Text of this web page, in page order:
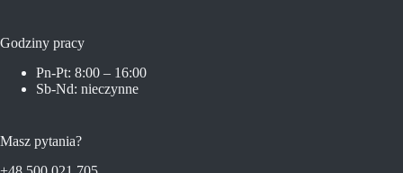
Godziny pracy
Pn-Pt: 8:00 – 16:00
Sb-Nd: nieczynne
Masz pytania?